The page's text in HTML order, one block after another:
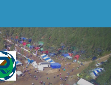
Puolangan Ryhti